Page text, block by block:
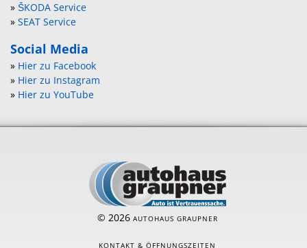
» ŠKODA Service
» SEAT Service
Social Media
» Hier zu Facebook
» Hier zu Instagram
» Hier zu YouTube
© 2026 AUTOHAUS GRAUPNER
KONTAKT & ÖFFNUNGSZEITEN